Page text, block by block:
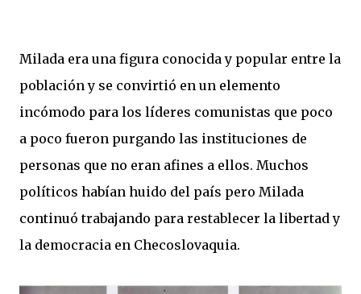
Milada era una figura conocida y popular entre la
población y se convirtió en un elemento
incómodo para los líderes comunistas que poco
a poco fueron purgando las instituciones de
personas que no eran afines a ellos. Muchos
políticos habían huido del país pero Milada
continuó trabajando para restablecer la libertad y
la democracia en Checoslovaquia.